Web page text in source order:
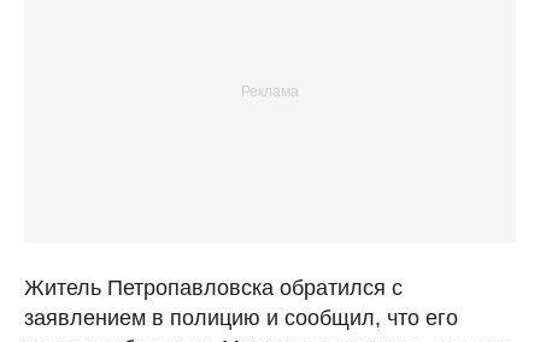
Житель Петропавловска обратился с
заявлением в полицию и сообщил, что его